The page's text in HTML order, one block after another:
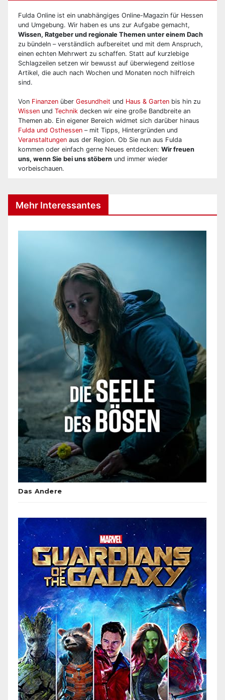
Fulda Online ist ein unabhängiges Online-Magazin für Hessen
und Umgebung. Wir haben es uns zur Aufgabe gemacht,
Wissen, Ratgeber und regionale Themen unter einem Dach
zu bündeln – verständlich aufbereitet und mit dem Anspruch,
einen echten Mehrwert zu schaffen. Statt auf kurzlebige
Schlagzeilen setzen wir bewusst auf überwiegend zeitlose
Artikel, die auch nach Wochen und Monaten noch hilfreich
sind.
Von Finanzen über Gesundheit und Haus & Garten bis hin zu
Wissen und Technik decken wir eine große Bandbreite an
Themen ab. Ein eigener Bereich widmet sich darüber hinaus
Fulda und Osthessen – mit Tipps, Hintergründen und
Veranstaltungen aus der Region. Ob Sie nun aus Fulda
kommen oder einfach gerne Neues entdecken: Wir freuen
uns, wenn Sie bei uns stöbern und immer wieder
vorbeischauen.
Mehr Interessantes
Das Andere